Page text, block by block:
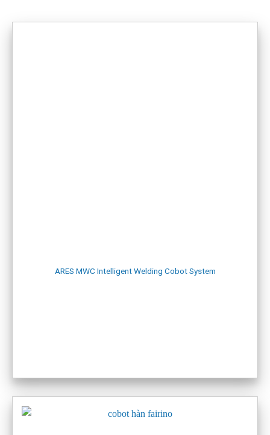
VPGD: số 4 ngách 20/30, ngõ 20 Hồ Tùng Mậu, Phường Phú
ARES MWC Intelligent Welding Cobot System